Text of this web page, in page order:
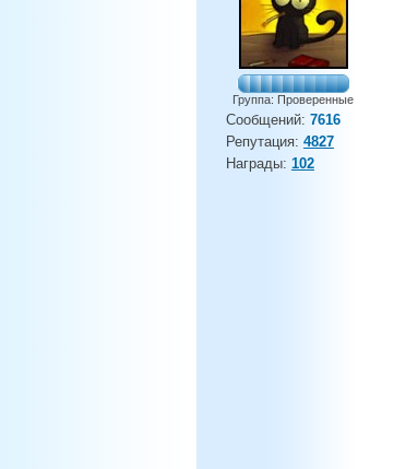
Группа: Проверенные
Сообщений: 7616
Репутация: 4827
Награды: 102